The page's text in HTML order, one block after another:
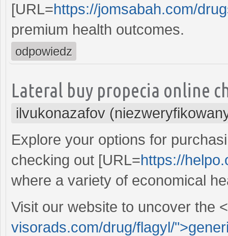
[URL=https://jomsabah.com/
premium health outcomes.
odpowiedz
Lateral buy propecia online
ilvukonazafov
Explore your options for
checking out [URL=https://
where a variety of economical
Visit our website to uncover the
visorads.com/drug/flagyl/